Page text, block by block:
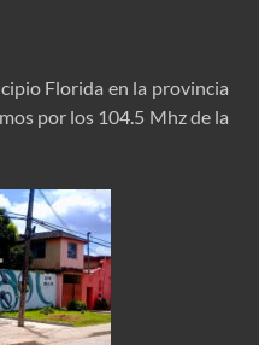
Florida en la provincia
por los 104.5 Mhz de la